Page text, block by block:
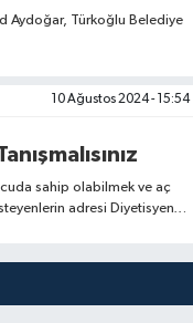
Aydoğar, Türkoğlu Belediye
10 Ağustos 2024 - 15:54
sahip olabilmek ve aç
adresi Diyetisyen